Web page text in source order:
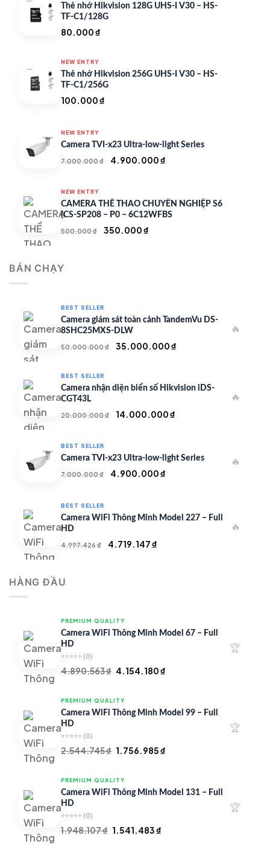
Thẻ nhớ Hikvision 128G UHS-I V30 – HS-
TF-C1/128G
80.000₫
NEW ENTRY
Thẻ nhớ Hikvision 256G UHS-I V30 – HS-
TF-C1/256G
100.000₫
NEW ENTRY
Camera TVI-x23 Ultra-low-light Series
7.000.000₫
Giá
7.000.000 ₫.
4.900.000₫
là:
4.900.000 ₫.
NEW ENTRY
CAMERA THỂ THAO CHUYÊN NGHIỆP S6
(CS-SP208 – P0 – 6C12WFBS
500.000₫
Giá
350.000₫
BÁN CHẠY
BEST SELLER
Camera giám sát toàn cảnh TandemVu DS-
8SHC25MXS-DLW
50.000.000₫
Giá
50.000.000 ₫.
35.000.000₫
là:
35.000.000 ₫.
🔥
BEST SELLER
Camera nhận diện biển số Hikvision iDS-
CGT43L
20.000.000₫
Giá
20.000.000 ₫.
14.000.000₫
là:
14.000.000 ₫.
🔥
BEST SELLER
Camera TVI-x23 Ultra-low-light Series
7.000.000₫
Giá
7.000.000 ₫.
4.900.000₫
là:
🔥
BEST SELLER
Camera WiFi Thông Minh Model 227 – Full
HD
4.997.426₫
Giá
4.719.147₫
🔥
HÀNG ĐẦU
PREMIUM QUALITY
Camera WiFi Thông Minh Model 67 – Full
HD
⭐⭐⭐⭐⭐ (0)
4.890.563₫ Giá
là:
4.890.563 ₫.
4.154.180₫
là:
🏆
PREMIUM QUALITY
Camera WiFi Thông Minh Model 99 – Full
HD
⭐⭐⭐⭐⭐ (0)
2.544.745₫ Giá
là:
2.544.745 ₫.
1.756.985₫
là:
🏆
PREMIUM QUALITY
Camera WiFi Thông Minh Model 131 – Full
HD
⭐⭐⭐⭐⭐ (0)
1.948.107₫ Giá
1.541.483₫
🏆